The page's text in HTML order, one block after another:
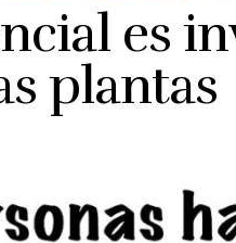
es
plantas